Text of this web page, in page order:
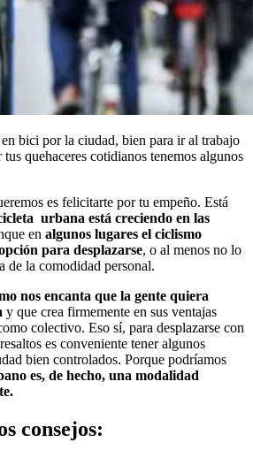
bici por la ciudad, bien para ir al trabajo
quehaceres cotidianos tenemos algunos
es felicitarte por tu empeño. Está
urbana está creciendo en las
en algunos lugares el ciclismo
para desplazarse, o al menos no lo
de la comodidad personal.
nos encanta que la gente quiera
y que crea firmemente en sus ventajas
colectivo. Eso sí, para desplazarse con
es conveniente tener algunos
bien controlados. Porque podríamos
es, de hecho, una modalidad
consejos: